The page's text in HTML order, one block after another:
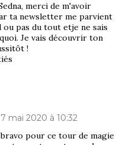
merci de m'avoir
ta newsletter me parvient
pas du tout etje ne sais
Je vais découvrir ton
!
7 mai 2020 à 10:32
pour ce tour de magie